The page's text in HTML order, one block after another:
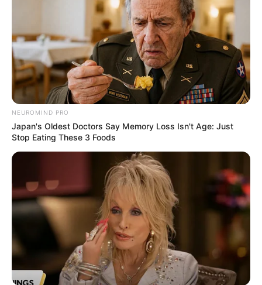
NEUROMIND PRO
Japan's Oldest Doctors Say Memory Loss Isn't Age: Just
Stop Eating These 3 Foods